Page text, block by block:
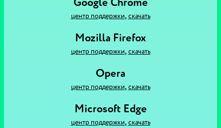
центр поддержки, скачать
Mozilla Firefox
центр поддержки, скачать
Opera
центр поддержки, скачать
Microsoft Edge
центр поддержки, скачать